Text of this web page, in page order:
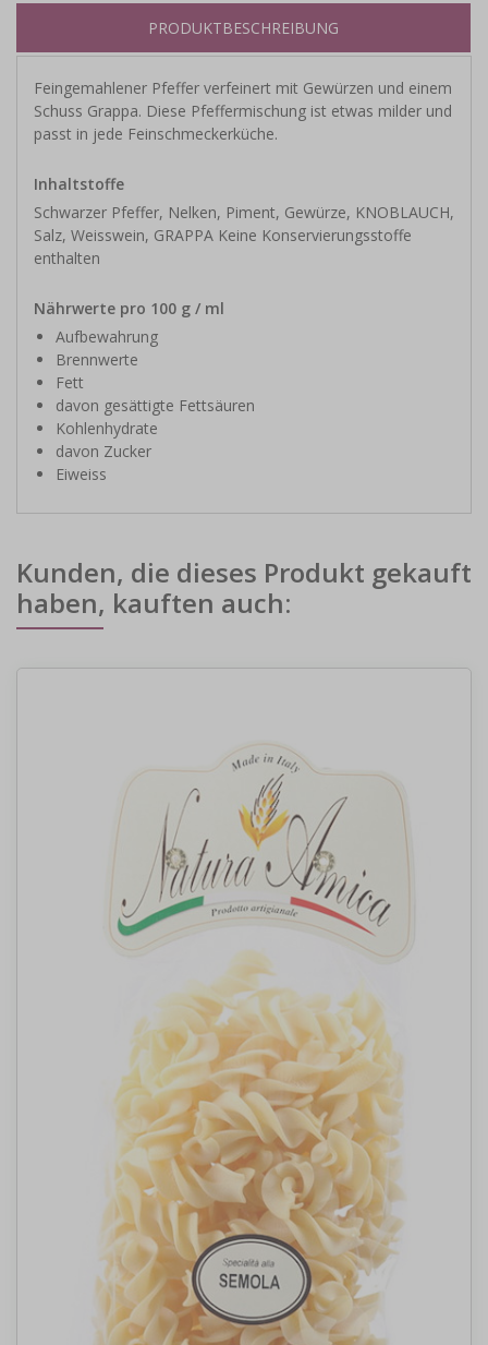
PRODUKTBESCHREIBUNG
Feingemahlener Pfeffer verfeinert mit Gewürzen und einem
Schuss Grappa. Diese Pfeffermischung ist etwas milder und
passt in jede Feinschmeckerküche.
Inhaltstoffe
Schwarzer Pfeffer, Nelken, Piment, Gewürze, KNOBLAUCH,
Salz, Weisswein, GRAPPA Keine Konservierungsstoffe
enthalten
Nährwerte pro 100 g / ml
Aufbewahrung
Brennwerte
Fett
davon gesättigte Fettsäuren
Kohlenhydrate
davon Zucker
Eiweiss
Kunden, die dieses Produkt gekauft
haben, kauften auch: